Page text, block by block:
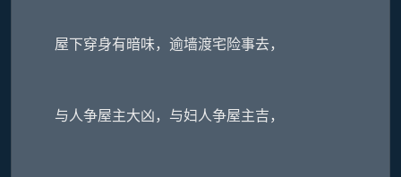
屋下穿身有暗味，逾墙渡宅险事去，
与人争屋主大凶，与妇人争屋主吉，